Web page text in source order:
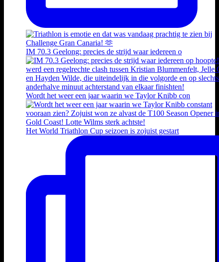
IM 70.3 Geelong: precies de strijd waar iedereen o
Wordt het weer een jaar waarin we Taylor Knibb con
Het World Triathlon Cup seizoen is zojuist gestart